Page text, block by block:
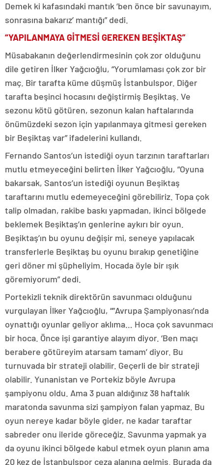
Demek ki kafasındaki mantık ‘ben önce bir savunayım,
sonrasına bakarız’ mantığı” dedi.
“YAPILANMAYA GİTMESİ GEREKEN BEŞİKTAŞ”
Müsabakanın değerlendirmesinin çok zor olduğunu
dile getiren İlker Yağcıoğlu, “Yorumlaması çok zor bir
maç. Bir tarafta küme düşmüş İstanbulspor. Diğer
tarafta beşinci hocasını değiştirmiş Beşiktaş. Ve
sezonu kötü götüren, sezonun kalan haftalarında
önümüzdeki sezon için yapılanmaya gitmesi gereken
bir Beşiktaş var” ifadelerini kullandı.
Fernando Santos’un istediği oyun tarzının taraftarları
mutlu etmeyeceğini belirten İlker Yağcıoğlu, “Oyuna
bakarsak, Santos’un istediği oyunun Beşiktaş
taraftarını mutlu edemeyeceğini görebiliriz. Topa çok
talip olmadan, rakibe baskı yapmadan, ikinci bölgede
beklemek Beşiktaş’ın genlerine aykırı bir oyun.
Beşiktaş’ın bu oyunu değişir mi, seneye yapılacak
transferlerle Beşiktaş bu oyunu bırakıp genetiğine
geri döner mi şüpheliyim. Hocada öyle bir ışık
göremiyorum” dedi.
Portekizli teknik direktörün savunmacı olduğunu
vurgulayan İlker Yağcıoğlu, “”Avrupa Şampiyonası’nda
oynattığı oyunlar geliyor aklıma… Hoca çok savunmacı
bir hoca. Önce işi garantiye alayım diyor. ‘Ben maçı
berabere götüreyim atarsam tamam’ diyor. Bu
turnuvada bir strateji olabilir. Geçerli de bir strateji
olabilir. Yunanistan ve Portekiz böyle Avrupa
şampiyonu oldu. Ama 3 puan aldığınız 38 haftalık
maratonda savunma sizi şampiyon falan yapmaz. Bu
oyun nereye kadar böyle gider, ne kadar taraftar
sabreder onu ileride göreceğiz. Savunma yapmak ya
da oyunu ikinci bölgede kabul etmek oyun planın ama
20 kez de İstanbulspor ceza alanına gelmiş. Burada da